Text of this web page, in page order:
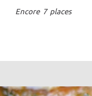
Encore 7 places